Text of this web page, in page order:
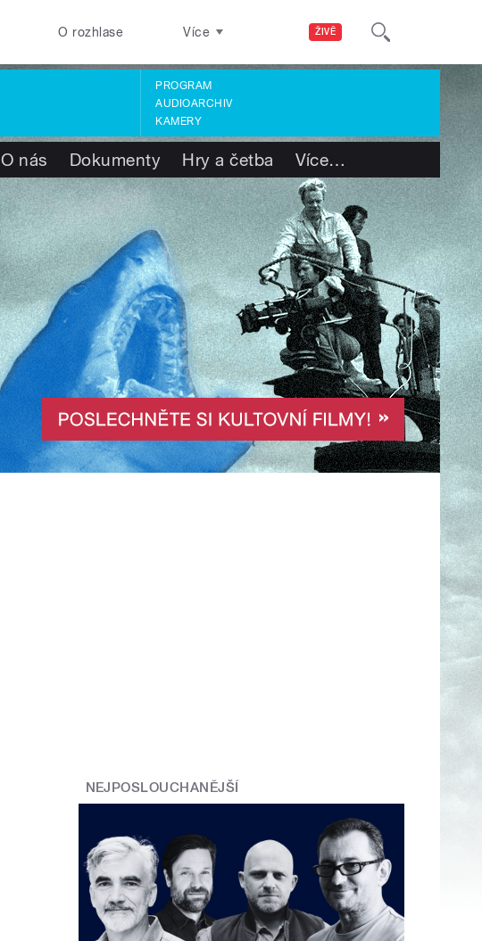
ŽIVĚ
O rozhlase Více
PROGRAM
AUDIOARCHIV
KAMERY
O nás Dokumenty Hry a četba Více…
NEJPOSLOUCHANĚJŠÍ